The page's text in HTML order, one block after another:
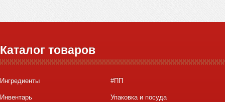
Каталог товаров
Ингредиенты #ПП
Инвентарь Упаковка и посуда